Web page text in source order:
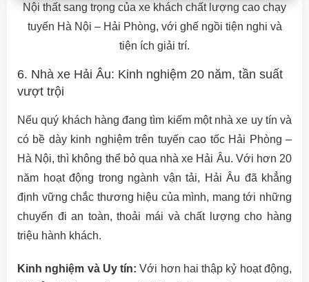
Nội thất sang trọng của xe khách chất lượng cao chạy
tuyến Hà Nội – Hải Phòng, với ghế ngồi tiện nghi và
tiện ích giải trí.
6. Nhà xe Hải Âu: Kinh nghiệm 20 năm, tần suất
vượt trội
Nếu quý khách hàng đang tìm kiếm một nhà xe uy tín và
có bề dày kinh nghiệm trên tuyến cao tốc Hải Phòng –
Hà Nội, thì không thể bỏ qua nhà xe Hải Âu. Với hơn 20
năm hoạt động trong ngành vận tải, Hải Âu đã khẳng
định vững chắc thương hiệu của mình, mang tới những
chuyến đi an toàn, thoải mái và chất lượng cho hàng
triệu hành khách.
Kinh nghiệm và Uy tín: Với hơn hai thập kỷ hoạt động,